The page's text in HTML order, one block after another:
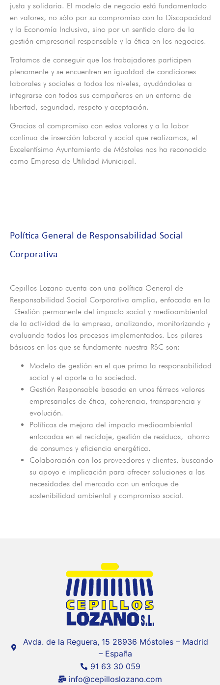
justa y solidaria. El modelo de negocio está fundamentado
en valores, no sólo por su compromiso con la Discapacidad
y la Economía Inclusiva, sino por un sentido claro de la
gestión empresarial responsable y la ética en los negocios.
Tratamos de conseguir que los trabajadores participen
plenamente y se encuentren en igualdad de condiciones
laborales y sociales a todos los niveles, ayudándoles a
integrarse con todos sus compañeros en un entorno de
libertad, seguridad, respeto y aceptación.
Gracias al compromiso con estos valores y a la labor
continua de inserción laboral y social que realizamos, el
Excelentísimo Ayuntamiento de Móstoles nos ha reconocido
como Empresa de Utilidad Municipal.
Política General de Responsabilidad Social
Corporativa
Cepillos Lozano cuenta con una política General de
Responsabilidad Social Corporativa amplia, enfocada en la
Gestión permanente del impacto social y medioambiental
de la actividad de la empresa, analizando, monitorizando y
evaluando todos los procesos implementados. Los pilares
básicos en los que se fundamente nuestra RSC son:
Modelo de gestión en el que prima la responsabilidad
social y el aporte a la sociedad.
Gestión Responsable basada en unos férreos valores
empresariales de ética, coherencia, transparencia y
evolución.
Políticas de mejora del impacto medioambiental
enfocadas en el reciclaje, gestión de residuos, ahorro
de consumos y eficiencia energética.
Colaboración con los proveedores y clientes, buscando
su apoyo e implicación para ofrecer soluciones a las
necesidades del mercado con un enfoque de
sostenibilidad ambiental y compromiso social.
Avda. de la Reguera, 15 28936 Móstoles – Madrid
– España
91 63 30 059
info@cepilloslozano.com